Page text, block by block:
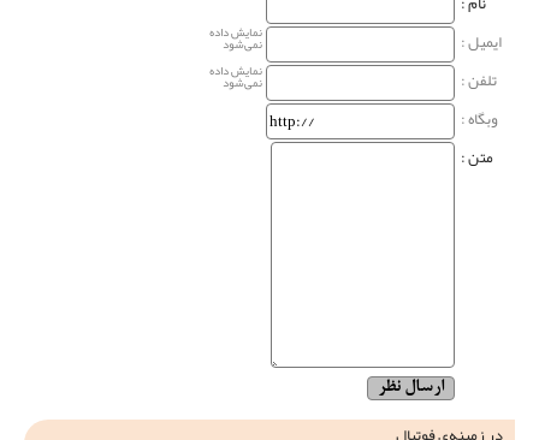
ایمیل :
نمایش داده
نمی‌شود
تلفن : نمایش داده
نمی‌شود
وبگاه‌ :
متن :